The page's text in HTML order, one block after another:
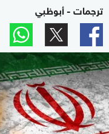
ترجمات - أبوظبي